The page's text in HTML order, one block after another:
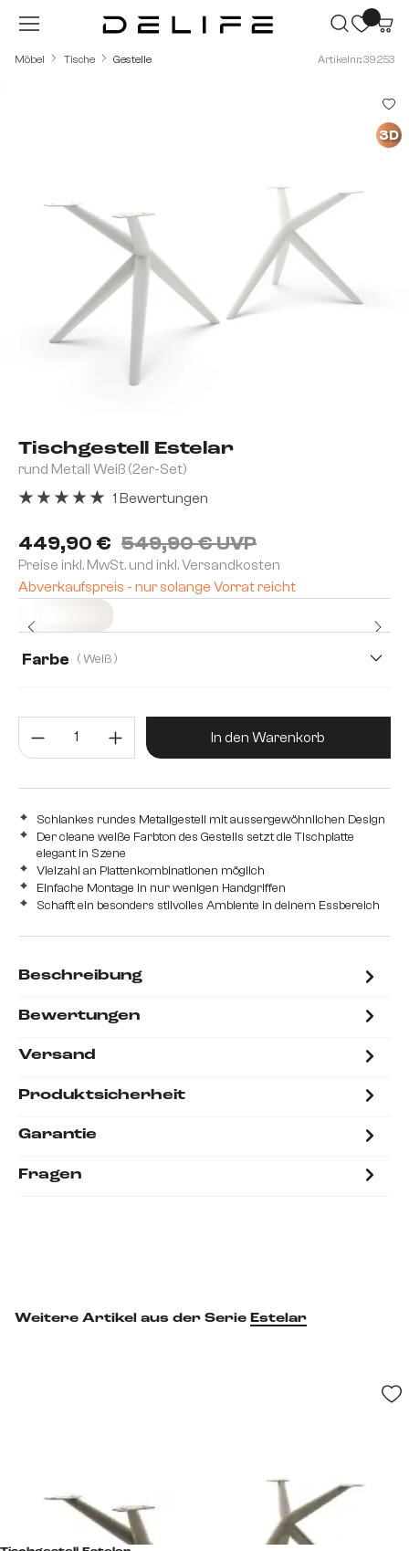
Zum Hauptinhalt springen
Möbel Tische Gestelle Artikelnr.: 39253
Tischgestell Estelar
rund Metall Weiß (2er-Set)
449,90 € 549,90 € UVP
Preise inkl. MwSt. und inkl. Versandkosten
Abverkaufspreis - nur solange Vorrat reicht
1 Bewertungen
Farbe ( Weiß )
Produkt Anzahl: Gib den
In den Warenkorb
Schlankes rundes Metallgestell mit aussergewöhnlichen Design
Der cleane weiße Farbton des Gestells setzt die Tischplatte
elegant in Szene
Vielzahl an Plattenkombinationen möglich
Einfache Montage in nur wenigen Handgriffen
Schafft ein besonders stilvolles Ambiente in deinem Essbereich
3D
Beschreibung
Bewertungen
Versand
Produktsicherheit
Garantie
Fragen
Weitere Artikel aus der Serie Estelar